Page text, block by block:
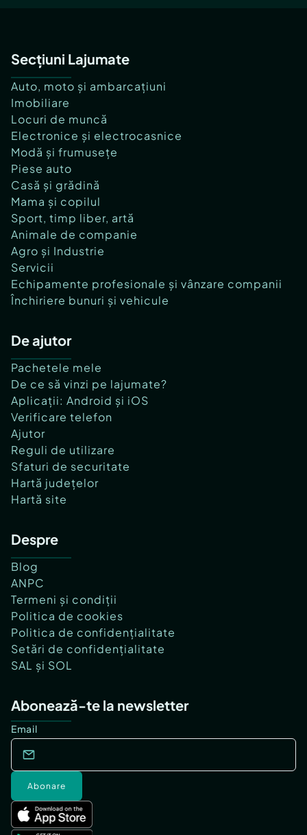
Secțiuni Lajumate
Auto, moto și ambarcațiuni
Imobiliare
Locuri de muncă
Electronice și electrocasnice
Modă și frumusețe
Piese auto
Casă și grădină
Mama și copilul
Sport, timp liber, artă
Animale de companie
Agro și Industrie
Servicii
Echipamente profesionale și vânzare companii
Închiriere bunuri și vehicule
De ajutor
Pachetele mele
De ce să vinzi pe lajumate?
Aplicații: Android și iOS
Verificare telefon
Ajutor
Reguli de utilizare
Sfaturi de securitate
Hartă județelor
Hartă site
Despre
Blog
ANPC
Termeni și condiții
Politica de cookies
Politica de confidențialitate
Setări de confidențialitate
SAL și SOL
Abonează-te la newsletter
Email
Abonare